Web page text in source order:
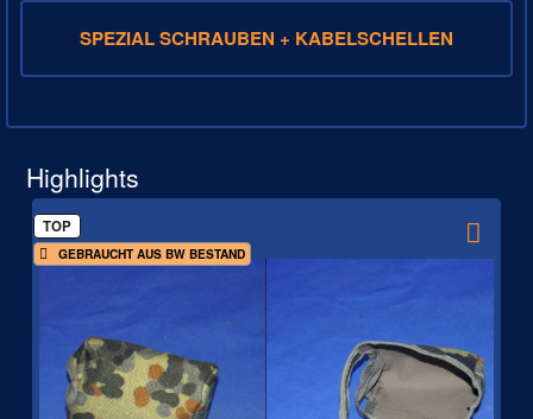
SPEZIAL SCHRAUBEN + KABELSCHELLEN
Highlights
TOP
GEBRAUCHT AUS BW BESTAND